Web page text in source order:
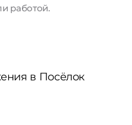
работой.
в Посёлок